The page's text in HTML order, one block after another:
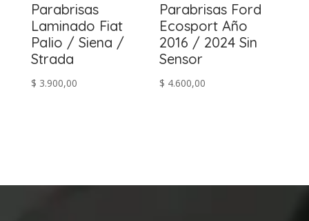
Parabrisas
Laminado Fiat
Palio / Siena /
Strada
$ 3.900,00
Parabrisas Ford
Ecosport Año
2016 / 2024 Sin
Sensor
$ 4.600,00